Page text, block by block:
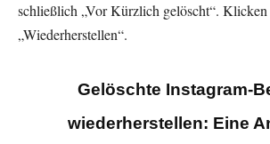
schließlich „Vor Kürzlich gelöscht“. Klicken
„Wiederherstellen“.
Gelöschte Instagram-
wiederherstellen: Eine